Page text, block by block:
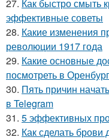
27. Как быстро смыть
эффективные советы
28. Какие изменения
революции 1917 года
29. Какие основные
посмотреть в
30. Пять причин
в Telegram
31. 5 эффективных
32. Как сделать